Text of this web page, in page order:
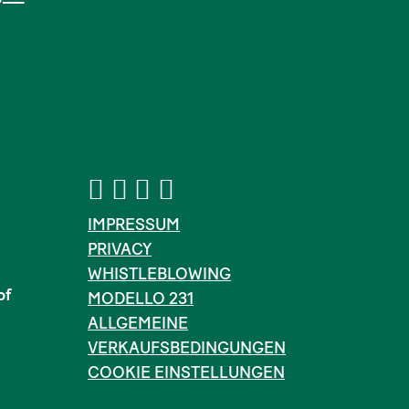
IMPRESSUM
PRIVACY
WHISTLEBLOWING
MODELLO 231
ALLGEMEINE
VERKAUFSBEDINGUNGEN
COOKIE EINSTELLUNGEN